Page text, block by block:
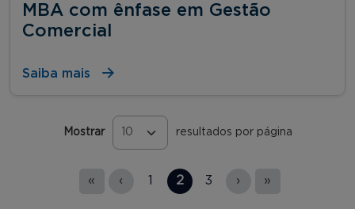
MBA com ênfase em Gestão
Comercial
Saiba mais
Mostrar resultados por página
« ‹ 1 2 3 › »